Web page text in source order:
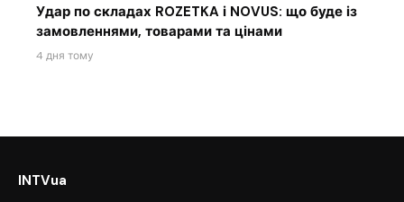
Удар по складах ROZETKA і NOVUS: що буде із
замовленнями, товарами та цінами
4 дня тому
INTVua